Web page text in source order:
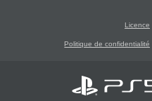
Licence
Politique de confidentialité